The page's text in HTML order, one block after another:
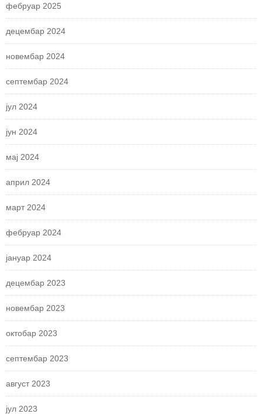
фебруар 2025
децембар 2024
новембар 2024
септембар 2024
јул 2024
јун 2024
мај 2024
април 2024
март 2024
фебруар 2024
јануар 2024
децембар 2023
новембар 2023
октобар 2023
септембар 2023
август 2023
јул 2023